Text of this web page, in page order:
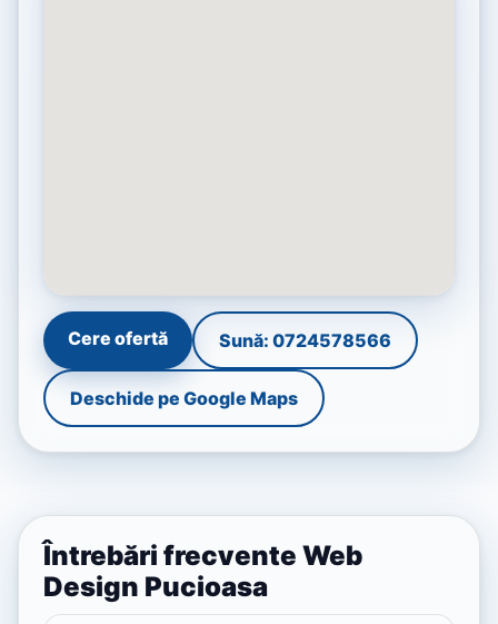
Cere ofertă Sună: 0724578566
Deschide pe Google Maps
Întrebări frecvente Web
Design Pucioasa